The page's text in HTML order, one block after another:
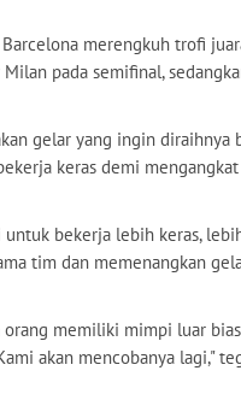
merengkuh trofi
pada semifinal,
gelar yang ingin diraihnya
keras demi
bekerja lebih keras,
tim dan memenangkan
orang memiliki mimpi luar
akan mencobanya lagi,"